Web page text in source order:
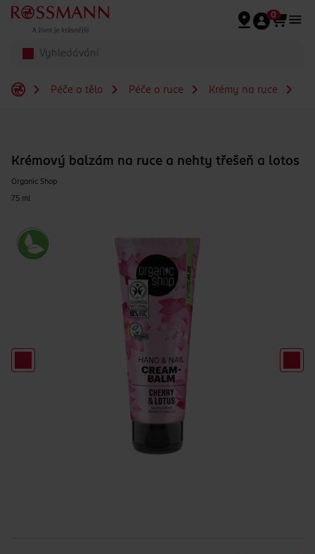
Přeskočit na hlavmní obsah
0
Péče o tělo Péče o ruce Krémy na ruce
Krémový balzám na ruce a nehty třešeň a lotos
Organic Shop
75 ml